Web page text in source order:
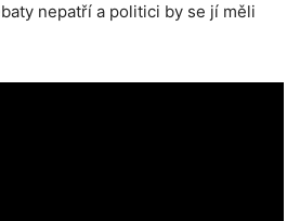
nepatří a politici by se jí měli